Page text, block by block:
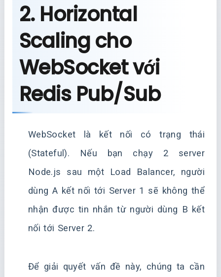
2. Horizontal
Scaling cho
WebSocket với
Redis Pub/Sub
WebSocket là kết nối có trạng thái
(Stateful). Nếu bạn chạy 2 server
Node.js sau một Load Balancer, người
dùng A kết nối tới Server 1 sẽ không thể
nhận được tin nhắn từ người dùng B kết
nối tới Server 2.
Để giải quyết vấn đề này, chúng ta cần